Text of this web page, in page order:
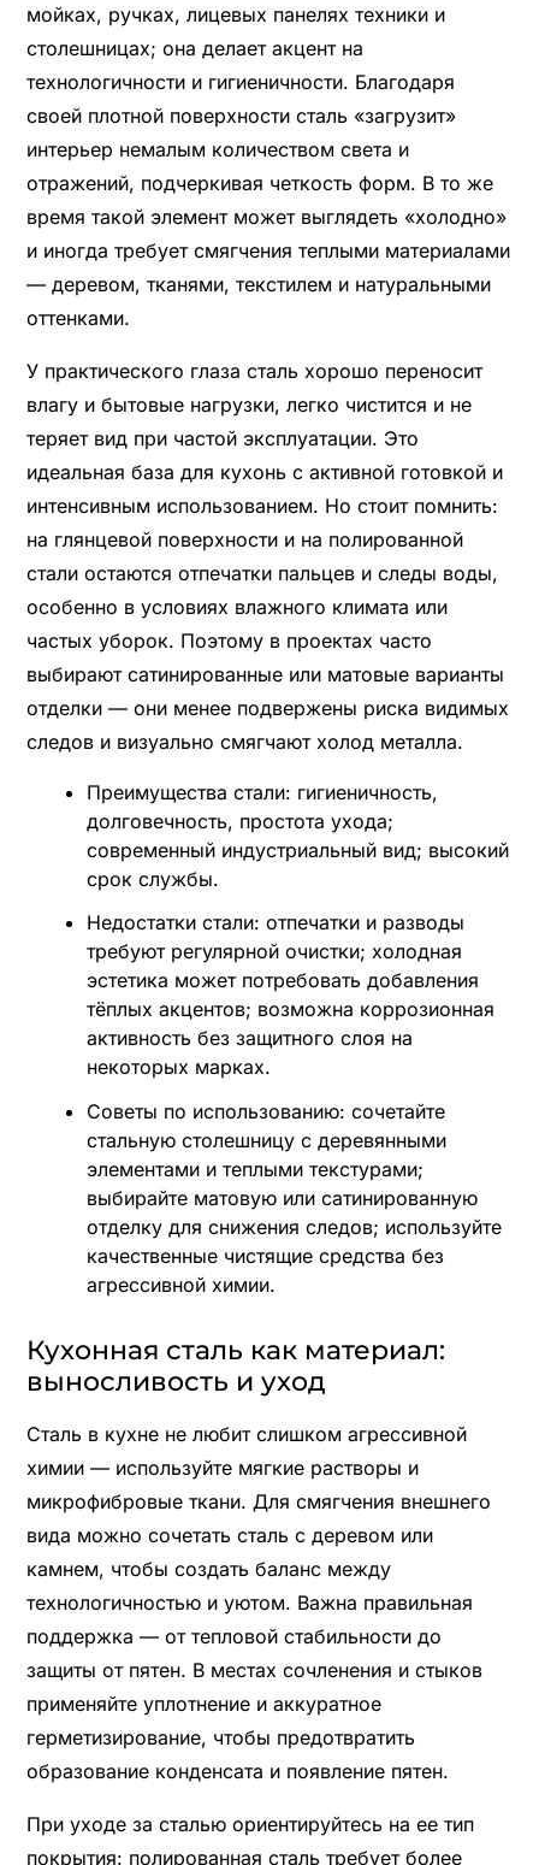
мойках, ручках, лицевых панелях техники и
столешницах; она делает акцент на
технологичности и гигиеничности. Благодаря
своей плотной поверхности сталь «загрузит»
интерьер немалым количеством света и
отражений, подчеркивая четкость форм. В то же
время такой элемент может выглядеть «холодно»
и иногда требует смягчения теплыми материалами
— деревом, тканями, текстилем и натуральными
оттенками.
У практического глаза сталь хорошо переносит
влагу и бытовые нагрузки, легко чистится и не
теряет вид при частой эксплуатации. Это
идеальная база для кухонь с активной готовкой и
интенсивным использованием. Но стоит помнить:
на глянцевой поверхности и на полированной
стали остаются отпечатки пальцев и следы воды,
особенно в условиях влажного климата или
частых уборок. Поэтому в проектах часто
выбирают сатинированные или матовые варианты
отделки — они менее подвержены риска видимых
следов и визуально смягчают холод металла.
Преимущества стали: гигиеничность,
долговечность, простота ухода;
современный индустриальный вид; высокий
срок службы.
Недостатки стали: отпечатки и разводы
требуют регулярной очистки; холодная
эстетика может потребовать добавления
тёплых акцентов; возможна коррозионная
активность без защитного слоя на
некоторых марках.
Советы по использованию: сочетайте
стальную столешницу с деревянными
элементами и теплыми текстурами;
выбирайте матовую или сатинированную
отделку для снижения следов; используйте
качественные чистящие средства без
агрессивной химии.
Кухонная сталь как материал:
выносливость и уход
Сталь в кухне не любит слишком агрессивной
химии — используйте мягкие растворы и
микрофибровые ткани. Для смягчения внешнего
вида можно сочетать сталь с деревом или
камнем, чтобы создать баланс между
технологичностью и уютом. Важна правильная
поддержка — от тепловой стабильности до
защиты от пятен. В местах сочленения и стыков
применяйте уплотнение и аккуратное
герметизирование, чтобы предотвратить
образование конденсата и появление пятен.
При уходе за сталью ориентируйтесь на ее тип
покрытия: полированная сталь требует более